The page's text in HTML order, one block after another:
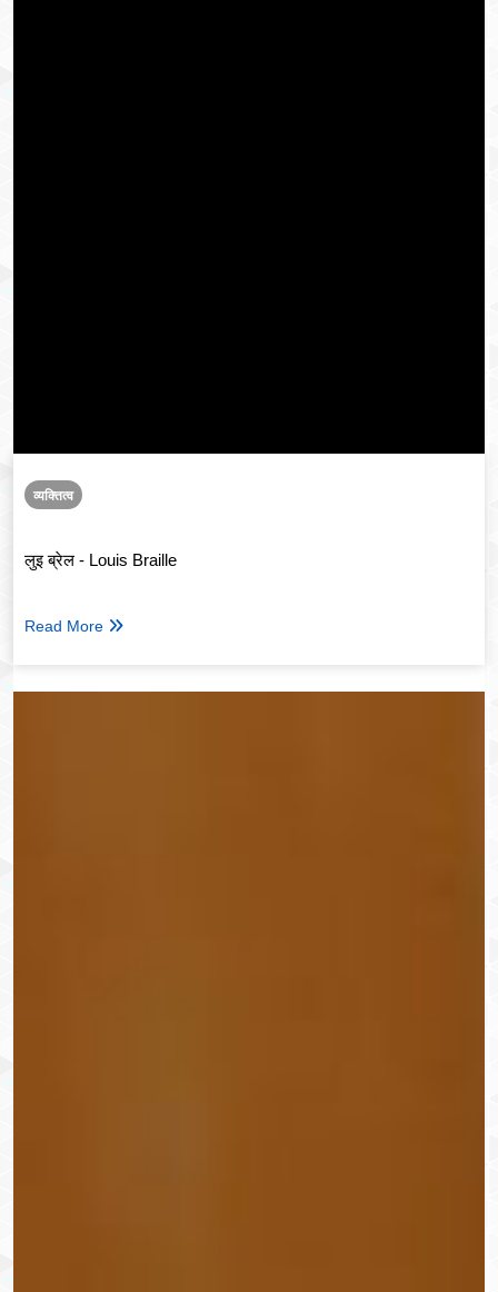
व्यक्तित्व
लुइ ब्रेल - Louis Braille
Read More